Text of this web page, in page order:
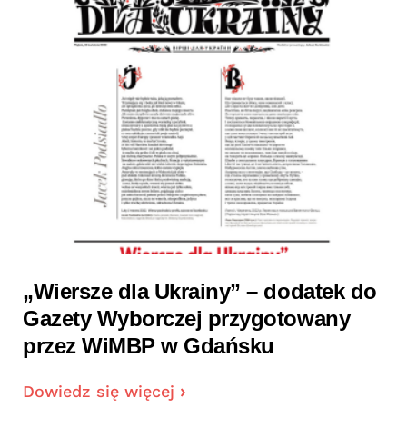
„Wiersze dla Ukrainy” – dodatek do
Gazety Wyborczej przygotowany
przez WiMBP w Gdańsku
Dowiedz się więcej